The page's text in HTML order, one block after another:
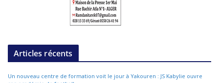
Articles récents
Un nouveau centre de formation voit le jour à Yakouren : JS Kabylie ouvre